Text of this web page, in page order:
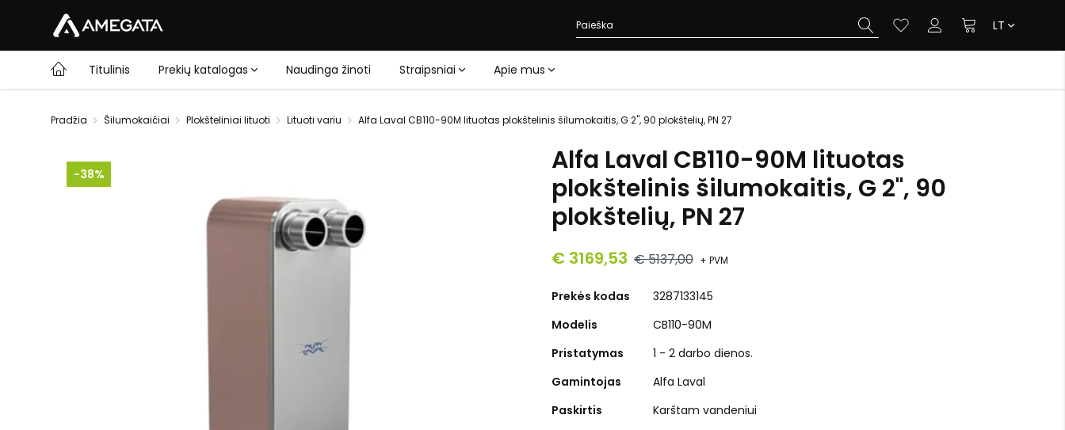
LT
Titulinis Prekių katalogas Naudinga žinoti Straipsniai Apie mus
Pradžia Šilumokaičiai Plokšteliniai lituoti Lituoti variu Alfa Laval CB110-90M lituotas plokštelinis šilumokaitis, G 2", 90 plokštelių, PN 27
-38%
Alfa Laval CB110-90M lituotas
plokštelinis šilumokaitis, G 2", 90
plokštelių, PN 27
€ 3169,53 € 5137,00 + PVM
Prekės kodas
3287133145
Modelis
CB110-90M
Pristatymas
1 - 2 darbo dienos.
Gamintojas
Alfa Laval
Paskirtis
Karštam vandeniui